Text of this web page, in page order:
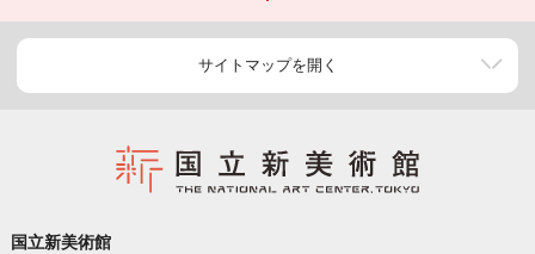
サイトマップを開く
国立新美術館